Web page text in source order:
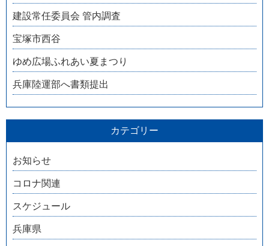
建設常任委員会 管内調査
宝塚市西谷
ゆめ広場ふれあい夏まつり
兵庫陸運部へ書類提出
カテゴリー
お知らせ
コロナ関連
スケジュール
兵庫県